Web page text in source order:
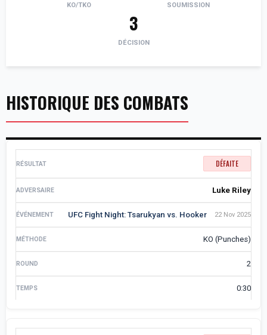
KO/TKO SOUMISSION
3
DÉCISION
HISTORIQUE DES COMBATS
DÉFAITE
Luke Riley
UFC Fight Night: Tsarukyan vs. Hooker 22 Nov 2025
KO (Punches)
2
0:30